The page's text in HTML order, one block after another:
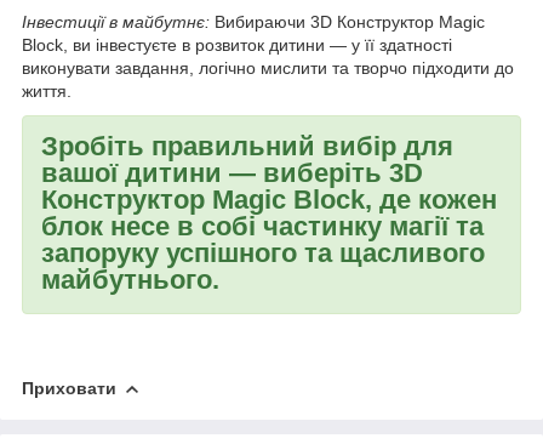
Інвестиції в майбутнє: Вибираючи 3D Конструктор Magic
Block, ви інвестуєте в розвиток дитини — у її здатності
виконувати завдання, логічно мислити та творчо підходити до
життя.
Зробіть правильний вибір для
вашої дитини — виберіть 3D
Конструктор Magic Block, де кожен
блок несе в собі частинку магії та
запоруку успішного та щасливого
майбутнього.
Приховати